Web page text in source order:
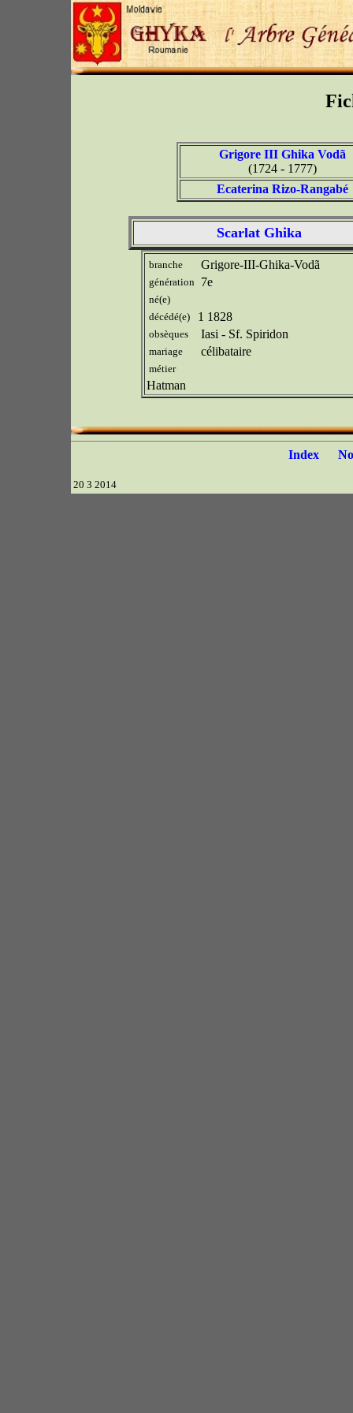
Grigore III Ghika Vodã
(1724 - 1777)
Ecaterina Rizo-Rangabé
Scarlat Ghika
branche Grigore-III-Ghika-Vodã
génération 7e
né(e)
décédé(e)
1 1828
obsèques Iasi - Sf. Spiridon
mariage célibataire
métier
Hatman
Index
20 3 2014